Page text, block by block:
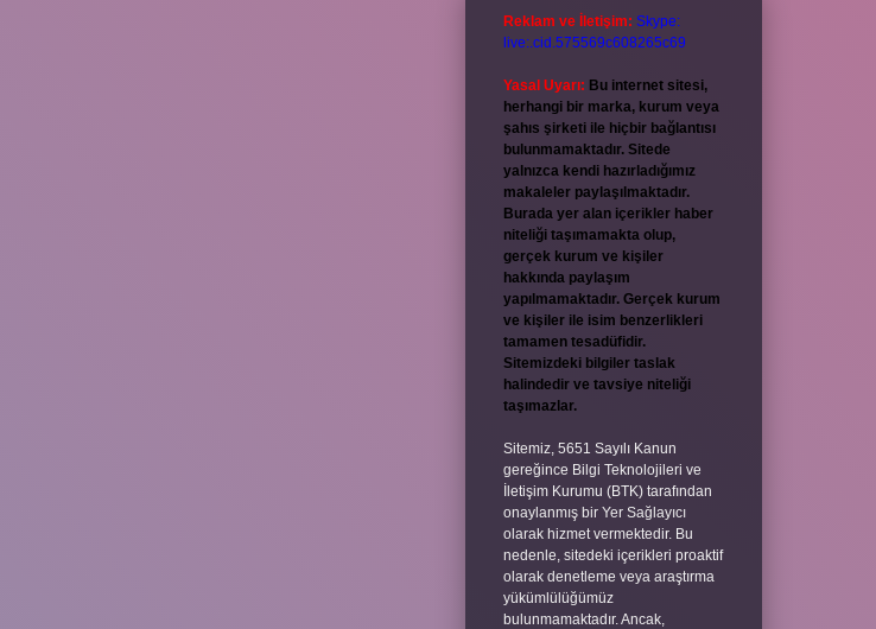
Reklam ve İletişim: Skype:
live:.cid.575569c608265c69
Yasal Uyarı: Bu internet sitesi,
herhangi bir marka, kurum veya
şahıs şirketi ile hiçbir bağlantısı
bulunmamaktadır. Sitede
yalnızca kendi hazırladığımız
makaleler paylaşılmaktadır.
Burada yer alan içerikler haber
niteliği taşımamakta olup,
gerçek kurum ve kişiler
hakkında paylaşım
yapılmamaktadır. Gerçek kurum
ve kişiler ile isim benzerlikleri
tamamen tesadüfidir.
Sitemizdeki bilgiler taslak
halindedir ve tavsiye niteliği
taşımazlar.
Sitemiz, 5651 Sayılı Kanun
gereğince Bilgi Teknolojileri ve
İletişim Kurumu (BTK) tarafından
onaylanmış bir Yer Sağlayıcı
olarak hizmet vermektedir. Bu
nedenle, sitedeki içerikleri proaktif
olarak denetleme veya araştırma
yükümlülüğümüz
bulunmamaktadır. Ancak,